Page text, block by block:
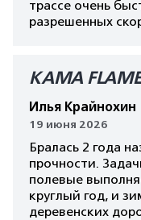
трассе очень
разрешенных
КАМА
Илья Крайнохин
19 июня 2026
Бралась 2 года
прочности.
полевые
круглый год, и
деревенских